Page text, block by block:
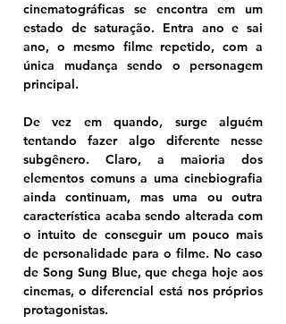
cinematográficas se encontra em um
estado de saturação. Entra ano e sai
ano, o mesmo filme repetido, com a
única mudança sendo o personagem
principal.
De vez em quando, surge alguém
tentando fazer algo diferente nesse
subgênero. Claro, a maioria dos
elementos comuns a uma cinebiografia
ainda continuam, mas uma ou outra
característica acaba sendo alterada com
o intuito de conseguir um pouco mais
de personalidade para o filme. No caso
de Song Sung Blue, que chega hoje aos
cinemas, o diferencial está nos próprios
protagonistas.